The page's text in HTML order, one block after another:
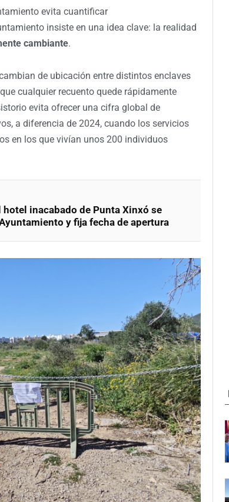
evita cuantificar
insiste en una idea clave: la realidad
cambiante.
de ubicación entre distintos enclaves
cualquier recuento quede rápidamente
evita ofrecer una cifra global de
a diferencia de 2024, cuando los servicios
en los que vivían unos 200 individuos
hotel inacabado de Punta Xinxó se
y fija fecha de apertura